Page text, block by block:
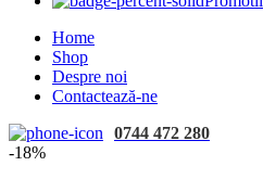
Home
Shop
Despre noi
Contactează-ne
0744 472 280
-18%